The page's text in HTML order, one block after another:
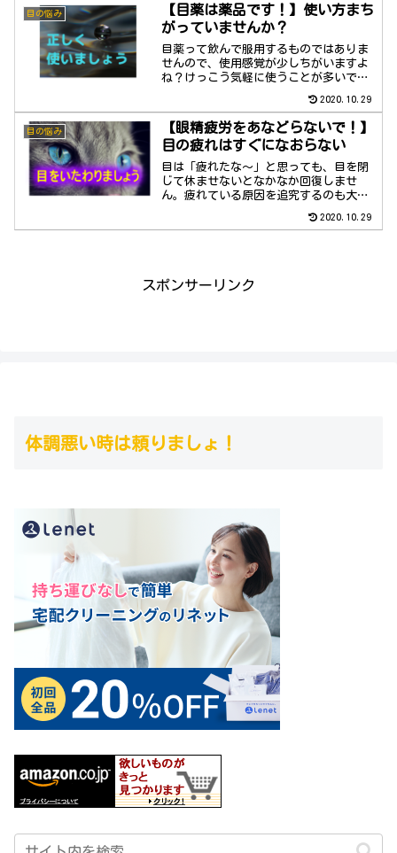
目の悩み
【目薬は薬品です！】使い方まち
がっていませんか？
目薬って飲んで服用するものではありま
せんので、使用感覚が少しちがいますよ
ね？けっこう気軽に使うことが多いです
に選んで点眼してほしいです。
2020.10.29
目の悩み
【眼精疲労をあなどらないで！】
目の疲れはすぐになおらない
目は「疲れたな～」と思っても、目を閉
じて休ませないとなかなか回復しませ
ん。疲れている原因を追究するのも大事
2020.10.29
スポンサーリンク
体調悪い時は頼りましょ！